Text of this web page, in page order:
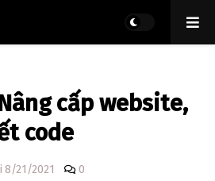
cấp website,
code
8/21/2021 0